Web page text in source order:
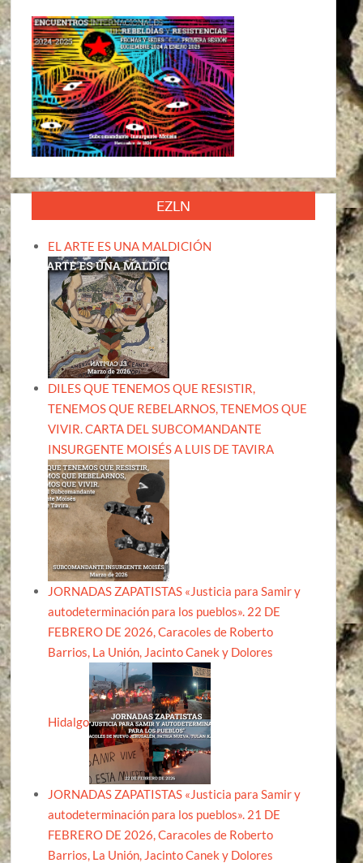
EZLN
EL ARTE ES UNA MALDICIÓN
DILES QUE TENEMOS QUE RESISTIR,
TENEMOS QUE REBELARNOS, TENEMOS QUE
VIVIR. CARTA DEL SUBCOMANDANTE
INSURGENTE MOISÉS A LUIS DE TAVIRA
JORNADAS ZAPATISTAS «Justicia para Samir y
autodeterminación para los pueblos». 22 DE
FEBRERO DE 2026, Caracoles de Roberto
Barrios, La Unión, Jacinto Canek y Dolores
Hidalgo
JORNADAS ZAPATISTAS «Justicia para Samir y
autodeterminación para los pueblos». 21 DE
FEBRERO DE 2026, Caracoles de Roberto
Barrios, La Unión, Jacinto Canek y Dolores